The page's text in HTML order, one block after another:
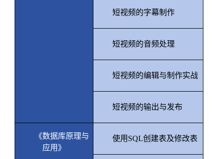
短视频的字幕制作
短视频的音频处理
短视频的编辑与制作实战
短视频的输出与发布
《数据库原理与
应用》
使用 SQL创建表及修改表